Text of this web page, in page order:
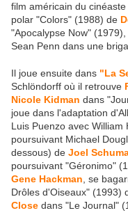
film américain du
polar "Colors" (1988) de
"Apocalypse Now"
Sean Penn dans une
Il joue ensuite dans "La
Schlöndorff où il retrouve
Nicole Kidman dans
joue dans l'adaptation
Luis Puenzo avec William
poursuivant Michael
dessous) de Joel
poursuivant "Géronimo"
Gene Hackman , se
Drôles d'Oiseaux" (1993)
Close dans "Le Journal"